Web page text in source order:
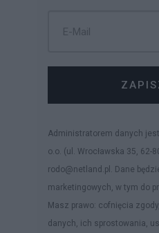
Administratorem danych
o.o. (ul. Wrocławska 35, 62-
rodo@netland.pl. Dane
marketingowych, w tym do
Masz prawo: cofnięcia
danych, ich sprostowania,